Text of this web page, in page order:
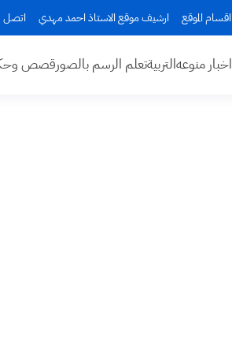
اقسام الموقع ارشيف موقع الاستاذ احمد مهدي اتصل
اخبار منوعهالتربيةتعلم الرسم بالصورقصص